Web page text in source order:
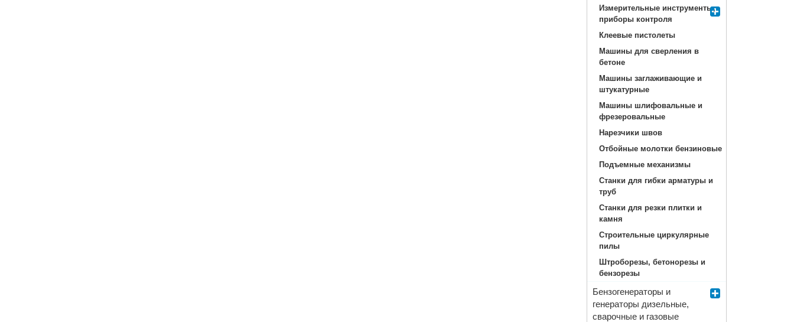
Измерительные инструменты,
приборы контроля
Клеевые пистолеты
Машины для сверления в
бетоне
Машины заглаживающие и
штукатурные
Машины шлифовальные и
фрезеровальные
Нарезчики швов
Отбойные молотки бензиновые
Подъемные механизмы
Станки для гибки арматуры и
труб
Станки для резки плитки и
камня
Строительные циркулярные
пилы
Штроборезы, бетонорезы и
бензорезы
Бензогенераторы и
генераторы дизельные,
сварочные и газовые